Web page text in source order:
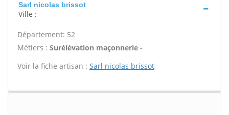
Sarl nicolas brissot
Ville : -
Département: 52
Métiers : Surélévation maçonnerie -
Voir la fiche artisan : Sarl nicolas brissot